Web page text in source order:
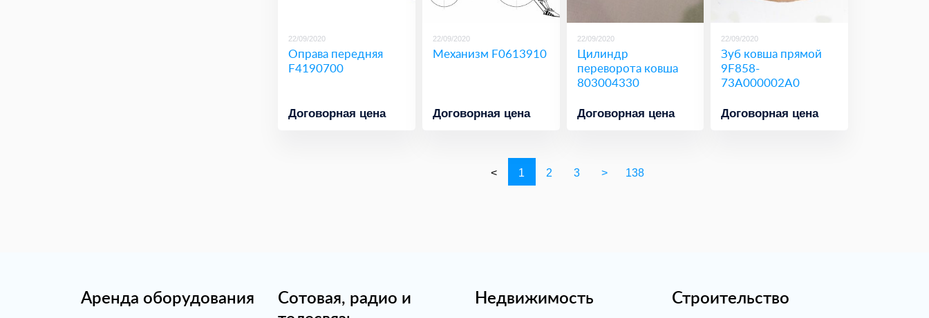
22/09/2020
Оправа передняя
F4190700
Договорная цена
22/09/2020
Механизм F0613910
Договорная цена
22/09/2020
Цилиндр
переворота ковша
803004330
Договорная цена
22/09/2020
Зуб ковша прямой
9F858-
73A000002A0
Договорная цена
< 1 2 3 > 138
Аренда оборудования
Сотовая, радио и
Недвижимость Строительство